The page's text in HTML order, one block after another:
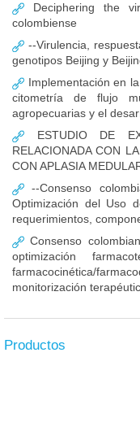
Deciphering the
colombiense
--Virulencia,
genotipos Beijing y
Implementación en
citometría de flujo
agropecuarias y el
ESTUDIO DE
RELACIONADA CON
CON APLASIA
--Consenso
Optimización del Uso
requerimientos,
Consenso
optimización
farmacocinética/
monitorización
Productos